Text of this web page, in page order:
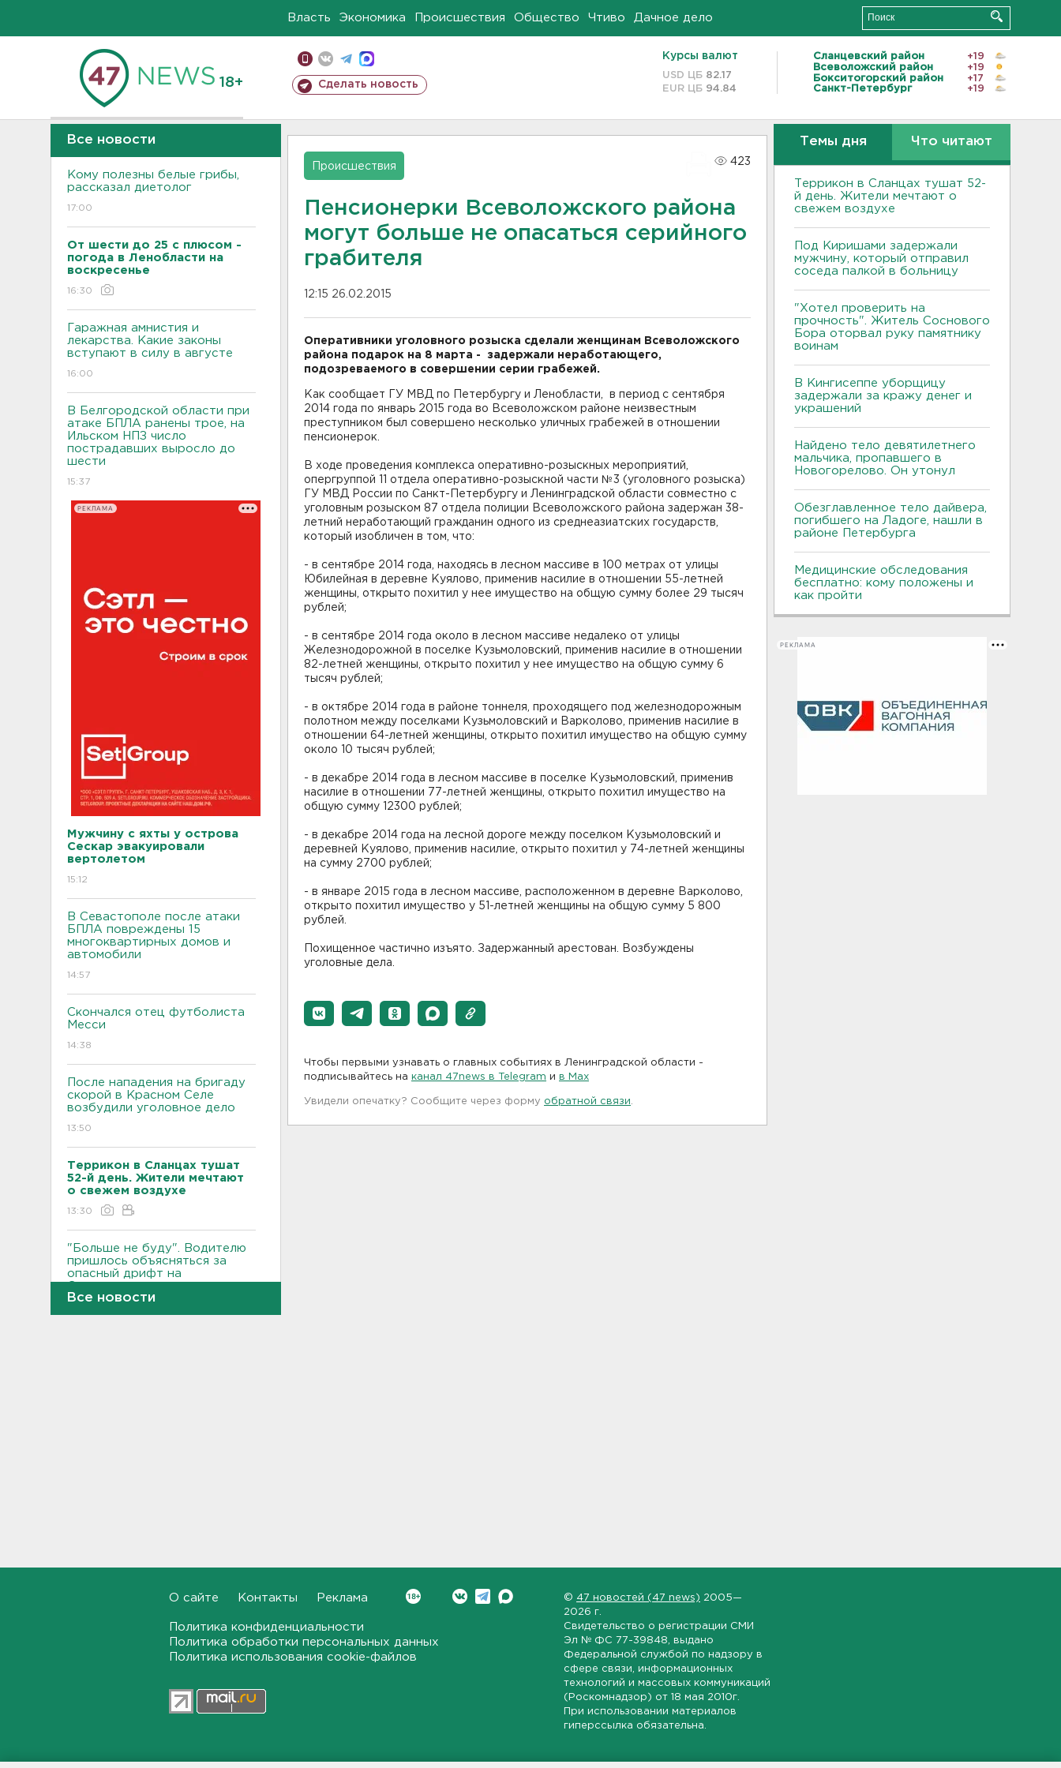
Власть Экономика Происшествия Общество Чтиво Дачное дело
18+ Сделать новость
Курсы валют
USD ЦБ 82.17
EUR ЦБ 94.84
Сланцевский район
+19
Всеволожский район
+19
Бокситогорский район
+17
Санкт-Петербург
+19
Все новости
Кому полезны белые грибы,
рассказал диетолог
17:00
От шести до 25 с плюсом -
погода в Ленобласти на
воскресенье
16:30
Гаражная амнистия и
лекарства. Какие законы
вступают в силу в августе
16:00
В Белгородской области при
атаке БПЛА ранены трое, на
Ильском НПЗ число
пострадавших выросло до
шести
15:37
РЕКЛАМА
Мужчину с яхты у острова
Сескар эвакуировали
вертолетом
15:12
В Севастополе после атаки
БПЛА повреждены 15
многоквартирных домов и
автомобили
14:57
Скончался отец футболиста
Месси
14:38
После нападения на бригаду
скорой в Красном Селе
возбудили уголовное дело
13:50
Террикон в Сланцах тушат
52-й день. Жители мечтают
о свежем воздухе
13:30
"Больше не буду". Водителю
пришлось объясняться за
опасный дрифт на
прочность". Житель
Соснового Бора оторвал
руку памятнику воинам
В Красном Селе избили
Все новости
Происшествия
423
Пенсионерки Всеволожского района
могут больше не опасаться серийного
грабителя
12:15 26.02.2015
Оперативники уголовного розыска сделали женщинам Всеволожского
района подарок на 8 марта - задержали неработающего,
подозреваемого в совершении серии грабежей.
Как сообщает ГУ МВД по Петербургу и Ленобласти, в период с сентября
2014 года по январь 2015 года во Всеволожском районе неизвестным
преступником был совершено несколько уличных грабежей в отношении
пенсионерок.
В ходе проведения комплекса оперативно-розыскных мероприятий,
опергруппой 11 отдела оперативно-розыскной части №3 (уголовного розыска)
ГУ МВД России по Санкт-Петербургу и Ленинградской области совместно с
уголовным розыском 87 отдела полиции Всеволожского района задержан 38-
летний неработающий гражданин одного из среднеазиатских государств,
который изобличен в том, что:
- в сентябре 2014 года, находясь в лесном массиве в 100 метрах от улицы
Юбилейная в деревне Куялово, применив насилие в отношении 55-летней
женщины, открыто похитил у нее имущество на общую сумму более 29 тысяч
рублей;
- в сентябре 2014 года около в лесном массиве недалеко от улицы
Железнодорожной в поселке Кузьмоловский, применив насилие в отношении
82-летней женщины, открыто похитил у нее имущество на общую сумму 6
тысяч рублей;
- в октябре 2014 года в районе тоннеля, проходящего под железнодорожным
полотном между поселками Кузьмоловский и Варколово, применив насилие в
отношении 64-летней женщины, открыто похитил имущество на общую сумму
около 10 тысяч рублей;
- в декабре 2014 года в лесном массиве в поселке Кузьмоловский, применив
насилие в отношении 77-летней женщины, открыто похитил имущество на
общую сумму 12300 рублей;
- в декабре 2014 года на лесной дороге между поселком Кузьмоловский и
деревней Куялово, применив насилие, открыто похитил у 74-летней женщины
на сумму 2700 рублей;
- в январе 2015 года в лесном массиве, расположенном в деревне Варколово,
открыто похитил имущество у 51-летней женщины на общую сумму 5 800
рублей.
Похищенное частично изъято. Задержанный арестован. Возбуждены
уголовные дела.
Чтобы первыми узнавать о главных событиях в Ленинградской области -
подписывайтесь на канал 47news в Telegram и в Maх
Увидели опечатку? Сообщите через форму обратной связи
Темы дня Что читают
Террикон в Сланцах тушат 52-
й день. Жители мечтают о
свежем воздухе
Под Киришами задержали
мужчину, который отправил
соседа палкой в больницу
"Хотел проверить на
прочность". Житель Соснового
Бора оторвал руку памятнику
воинам
В Кингисеппе уборщицу
задержали за кражу денег и
украшений
Найдено тело девятилетнего
мальчика, пропавшего в
Новогорелово. Он утонул
Обезглавленное тело дайвера,
погибшего на Ладоге, нашли в
районе Петербурга
Медицинские обследования
бесплатно: кому положены и
как пройти
РЕКЛАМА
О сайте Контакты Реклама
Политика конфиденциальности
Политика обработки персональных данных
Политика использования cookie-файлов
© 47 новостей (47 news) 2005—
2026 г.
Свидетельство о регистрации СМИ
Эл № ФС 77-39848 , выдано
Федеральной службой по надзору в
сфере связи, информационных
технологий и массовых коммуникаций
(Роскомнадзор) от 18 мая 2010г.
При использовании материалов
гиперссылка обязательна.